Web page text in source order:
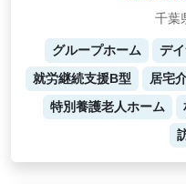
千葉
グループホーム デ
就労継続支援B型
居宅
特別養護老人ホーム